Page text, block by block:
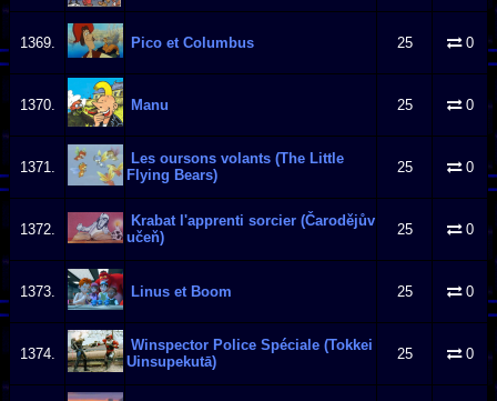
1369. Pico et Columbus 25 0
1370. Manu 25 0
1371.
Les oursons volants (The Little
Flying Bears)
25 0
1372.
Krabat l'apprenti sorcier (Čarodějův
učeň)
25 0
1373. Linus et Boom 25 0
1374.
Winspector Police Spéciale (Tokkei
Uinsupekutā)
25 0